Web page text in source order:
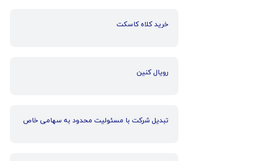
خرید کلاه کاسکت
رویال کنین
تبدیل شرکت با مسئولیت محدود به سهامی خاص